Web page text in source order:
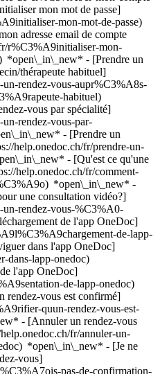
mon mot de passe]
mon-mot-de-passe)
adresse email de compte
r%C3%A9initialiser-mon-
*open\_in\_new* - [Prendre un
thérapeute habituel]
rendez-vous-aupr%C3%A8s-
habituel)
vous par spécialité]
rendez-vous-par-
- [Prendre un
help.onedoc.ch/fr/prendre-un-
- [Qu'est ce qu'une
help.onedoc.ch/fr/comment-
*open\_in\_new* -
une consultation vidéo?]
un-rendez-vous-%C3%A0-
de l'app OneDoc]
de-lapp-
dans l'app OneDoc]
dans-lapp-onedoc)
l'app OneDoc]
de-lapp-onedoc)
rendez-vous est confirmé]
quun-rendez-vous-est-
- [Annuler un rendez-vous
fr/annuler-un-
*open\_in\_new* - [Je ne
vous]
pas-de-confirmation-